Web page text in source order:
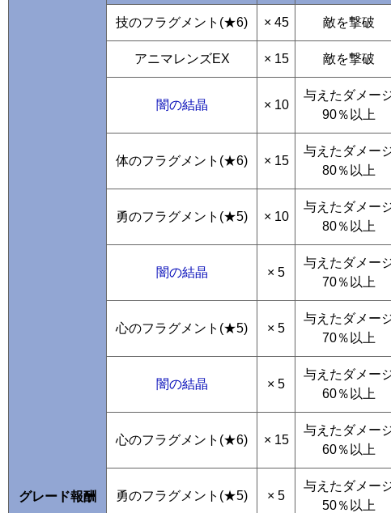
グレード報酬
技のフラグメント(★6) × 45 敵を撃破
アニマレンズEX × 15 敵を撃破
闇の結晶 × 10
与えたダメー
90％以上
体のフラグメント(★6) × 15
与えたダメー
80％以上
勇のフラグメント(★5) × 10
与えたダメー
80％以上
闇の結晶 × 5
与えたダメー
70％以上
心のフラグメント(★5) × 5
与えたダメー
70％以上
闇の結晶 × 5
与えたダメー
60％以上
心のフラグメント(★6) × 15
与えたダメー
60％以上
勇のフラグメント(★5) × 5
与えたダメー
50％以上